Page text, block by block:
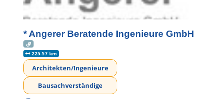
* Angerer Beratende Ingenieure GmbH
225.57 km
Architekten/Ingenieure
Bausachverständige